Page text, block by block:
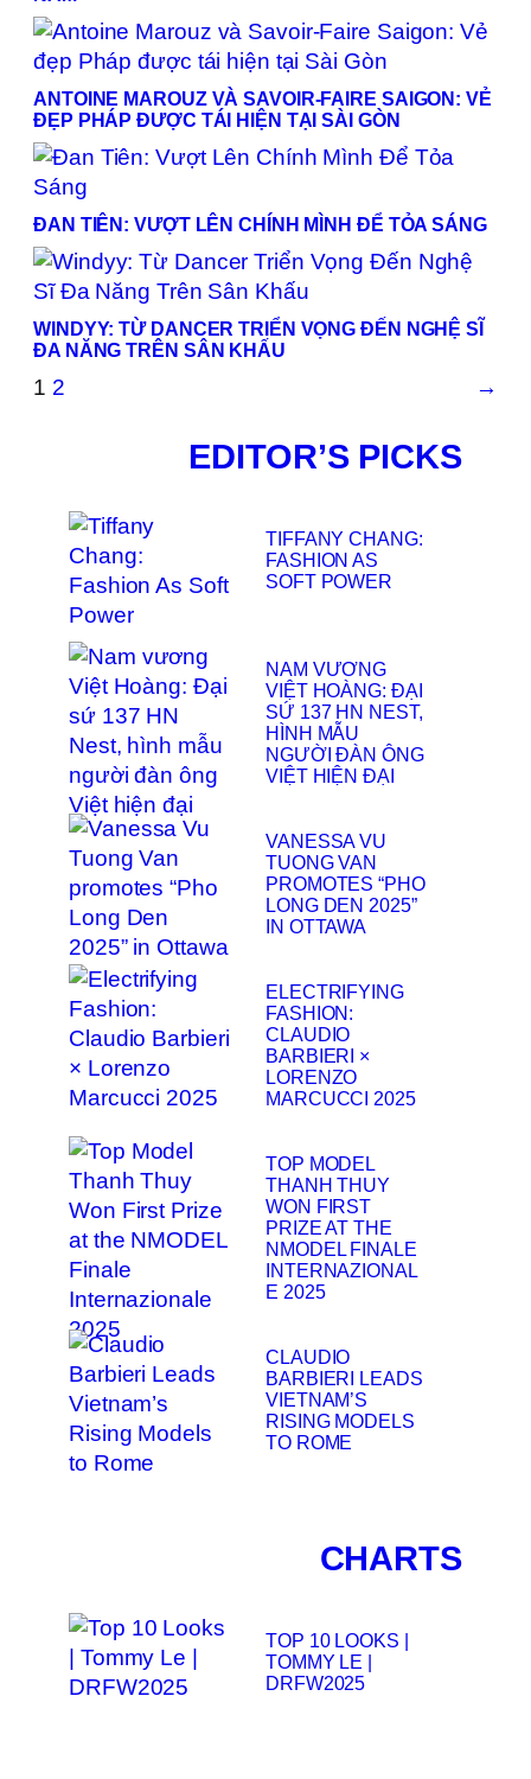
ANTOINE MAROUZ VÀ SAVOIR-FAIRE SAIGON: VẺ
ĐẸP PHÁP ĐƯỢC TÁI HIỆN TẠI SÀI GÒN
ĐAN TIÊN: VƯỢT LÊN CHÍNH MÌNH ĐỂ TỎA SÁNG
WINDYY: TỪ DANCER TRIỂN VỌNG ĐẾN NGHỆ SĨ
ĐA NĂNG TRÊN SÂN KHẤU
1 2 →
EDITOR’S PICKS
TIFFANY CHANG:
FASHION AS
SOFT POWER
NAM VƯƠNG
VIỆT HOÀNG: ĐẠI
SỨ 137 HN NEST,
HÌNH MẪU
NGƯỜI ĐÀN ÔNG
VIỆT HIỆN ĐẠI
VANESSA VU
TUONG VAN
PROMOTES “PHO
LONG DEN 2025”
IN OTTAWA
ELECTRIFYING
FASHION:
CLAUDIO
BARBIERI ×
LORENZO
MARCUCCI 2025
TOP MODEL
THANH THUY
WON FIRST
PRIZE AT THE
NMODEL FINALE
INTERNAZIONAL
E 2025
CLAUDIO
BARBIERI LEADS
VIETNAM’S
RISING MODELS
TO ROME
CHARTS
TOP 10 LOOKS |
TOMMY LE |
DRFW2025